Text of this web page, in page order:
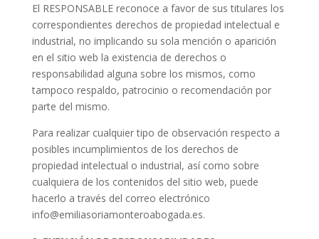
El RESPONSABLE reconoce a favor de sus titulares los
correspondientes derechos de propiedad intelectual e
industrial, no implicando su sola mención o aparición
en el sitio web la existencia de derechos o
responsabilidad alguna sobre los mismos, como
tampoco respaldo, patrocinio o recomendación por
parte del mismo.
Para realizar cualquier tipo de observación respecto a
posibles incumplimientos de los derechos de
propiedad intelectual o industrial, así como sobre
cualquiera de los contenidos del sitio web, puede
hacerlo a través del correo electrónico
info@emiliasoriamonteroabogada.es.